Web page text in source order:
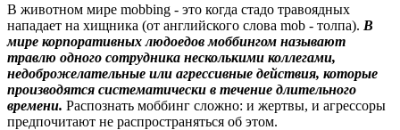
В животном мире mobbing - это когда стадо травоядных
нападает на хищника (от английского слова mob - толпа). В
мире корпоративных людоедов моббингом называют
травлю одного сотрудника несколькими коллегами,
недоброжелательные или агрессивные действия, которые
производятся систематически в течение длительного
времени. Распознать моббинг сложно: и жертвы, и агрессоры
предпочитают не распространяться об этом.